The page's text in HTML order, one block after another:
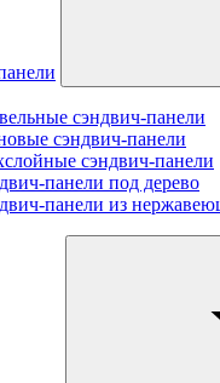
сэндвич-панели
cэндвич-панели
сэндвич-панели
панели под дерево
панели из